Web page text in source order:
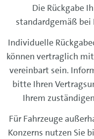
Die Rückgabe
standardgemäß bei
Individuelle
können vertraglich
vereinbart sein.
bitte Ihren
Ihrem
Für Fahrzeuge
Konzerns nutzen Sie